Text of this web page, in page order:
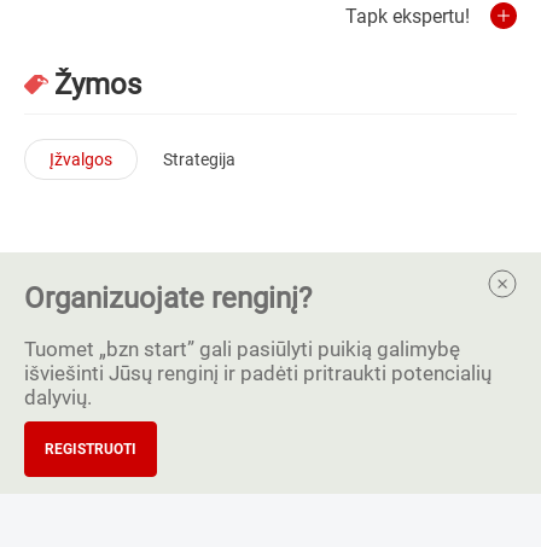
Tapk ekspertu!
Žymos
Įžvalgos Strategija
Organizuojate renginį?
Tuomet „bzn start” gali pasiūlyti puikią galimybę
išviešinti Jūsų renginį ir padėti pritraukti potencialių
dalyvių.
REGISTRUOTI